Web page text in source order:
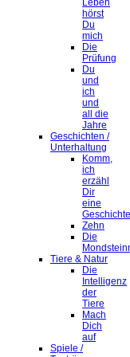
Leben
hörst
Du
mich
Die
Prüfung
Du
und
ich
und
all die
Jahre
Geschichten /
Unterhaltung
Komm,
ich
erzähl
Dir
eine
Geschichte
Zehn
Die
Tiere & Natur
Die
Intelligenz
der
Tiere
Mach
Dich
auf
Spiele /